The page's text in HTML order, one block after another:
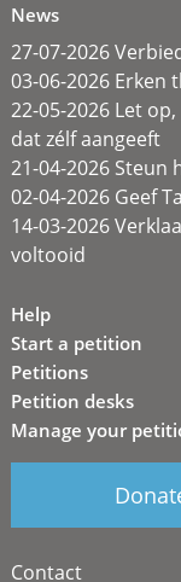
News
27-07-2026
03-06-2026
22-05-2026 Let
dat zélf aangeeft
21-04-2026 Steun
02-04-2026 Geef
14-03-2026
voltooid
Help
Start a petition
Petitions
Petition desks
Manage your
Contact